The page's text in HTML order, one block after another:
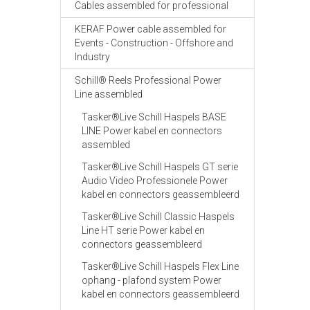
Cables assembled for professional
KERAF Power cable assembled for
Events - Construction - Offshore and
Industry
Schill® Reels Professional Power
Line assembled
Tasker®Live Schill Haspels BASE
LINE Power kabel en connectors
assembled
Tasker®Live Schill Haspels GT serie
Audio Video Professionele Power
kabel en connectors geassembleerd
Tasker®Live Schill Classic Haspels
Line HT serie Power kabel en
connectors geassembleerd
Tasker®Live Schill Haspels Flex Line
ophang - plafond system Power
kabel en connectors geassembleerd